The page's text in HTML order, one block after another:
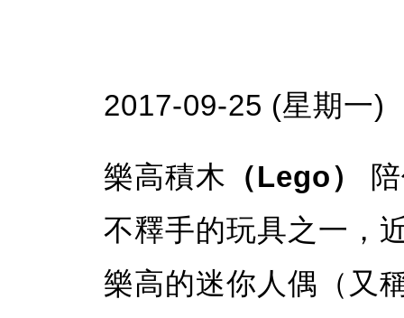
2017-09-25 (星期一)
樂高積木 （Lego）
不釋手的玩具之一，
樂高的迷你人偶（又